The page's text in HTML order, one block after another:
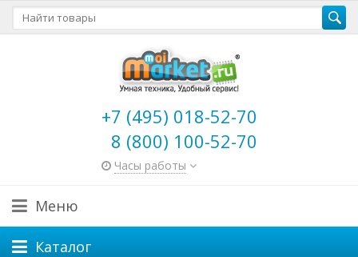
+7 (495) 018-52-70
8 (800) 100-52-70
Часы работы
Меню
Каталог